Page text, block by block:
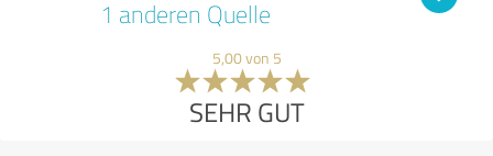
1 anderen Quelle
5,00 von 5
SEHR GUT